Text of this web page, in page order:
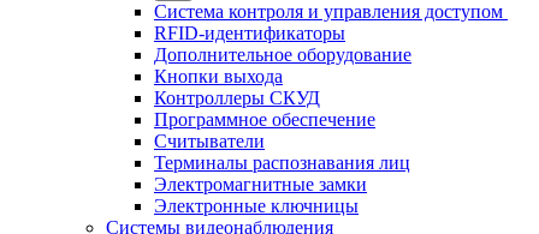
Система контроля и управления доступом
RFID-идентификаторы
Дополнительное оборудование
Кнопки выхода
Контроллеры СКУД
Программное обеспечение
Считыватели
Терминалы распознавания лиц
Электромагнитные замки
Электронные ключницы
Системы видеонаблюдения